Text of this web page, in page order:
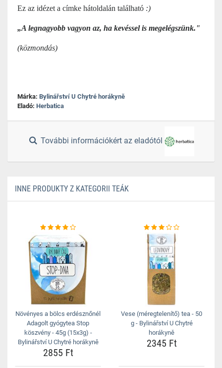
Ez az idézet a címke hátoldalán található :)
„A legnagyobb vagyon az, ha kevéssel is megelégszünk."
(közmondás)
Márka: Bylinářství U Chytré horákyně
Eladó: Herbatica
További információkért az eladótól
INNE PRODUKTY Z KATEGORII TEÁK
Növényes a bölcs erdésznőnél
Adagolt gyógytea Stop
köszvény - 45g (15x3g) -
Bylinářství U Chytré horákyně
2855 Ft
Vese (méregtelenítő) tea - 50
g - Bylinářství U Chytré
horákyně
2345 Ft